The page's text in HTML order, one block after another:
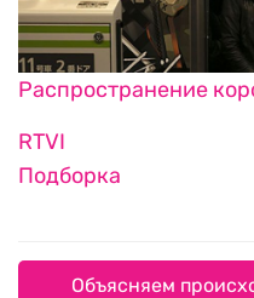
Распространение
RTVI
Подборка
Объясняем